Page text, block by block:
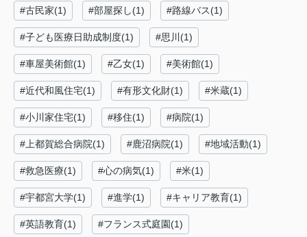
#古民家(1) #部屋探し(1) #路線バス(1)
#子ども医療日助成制度(1) #思川(1)
#車屋美術館(1) #乙女(1) #美術館(1)
#近代和風住宅(1) #有形文化財(1) #米蔵(1)
#小川家住宅(1) #移住(1) #病院(1)
#上都賀総合病院(1) #鹿沼病院(1) #地域活動(1)
#救急医療(1) #心の病気(1) #米(1)
#宇都宮大学(1) #進学(1) #キャリア教育(1)
#英語教育(1) #フランス式庭園(1)